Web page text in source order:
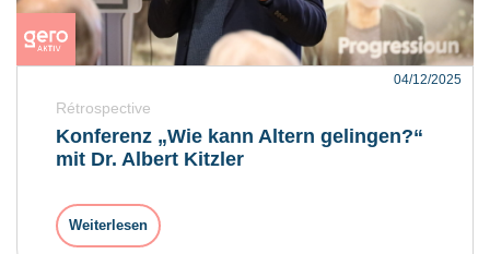
04/12/2025
Rétrospective
Konferenz „Wie kann Altern gelingen?“
mit Dr. Albert Kitzler
Weiterlesen